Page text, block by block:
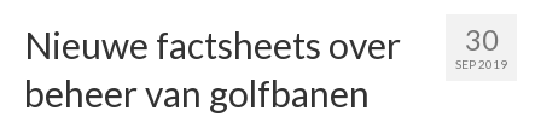
30
SEP 2019
Nieuwe factsheets over
beheer van golfbanen